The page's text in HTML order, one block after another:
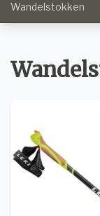
Wandelstokken